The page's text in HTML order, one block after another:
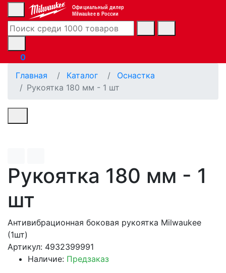
Официальный дилер
Milwaukee в России
0
Главная
Каталог
Оснастка
Рукоятка 180 мм - 1 шт
Рукоятка 180 мм - 1
шт
Антивибрационная боковая рукоятка Milwaukee
(1шт)
Артикул: 4932399991
Наличие: Предзаказ